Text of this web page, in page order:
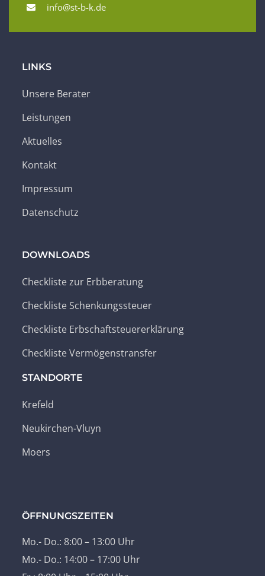
info@st-b-k.de
LINKS
Unsere Berater
Leistungen
Aktuelles
Kontakt
Impressum
Datenschutz
DOWNLOADS
Checkliste zur Erbberatung
Checkliste Schenkungssteuer
Checkliste Erbschaftsteuererklärung
Checkliste Vermögenstransfer
STANDORTE
Krefeld
Neukirchen-Vluyn
Moers
ÖFFNUNGSZEITEN
Mo.- Do.: 8:00 – 13:00 Uhr
Mo.- Do.: 14:00 – 17:00 Uhr